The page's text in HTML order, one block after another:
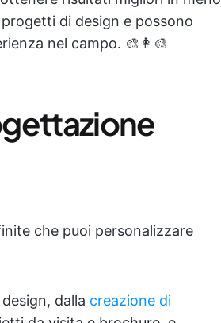
di design e possono
nel campo. 🎨👩‍🎨
che puoi personalizzare
dalla creazione di